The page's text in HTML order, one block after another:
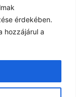
érdekében.
hozzájárul a